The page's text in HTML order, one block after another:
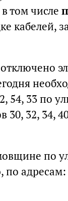
том числе
кабелей,
54, 33 по
30, 32, 34,
по
по